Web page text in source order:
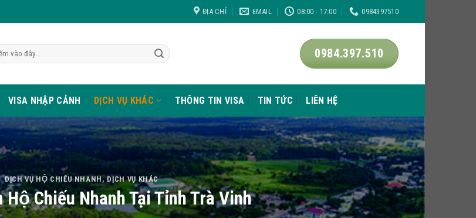
ĐỊA CHỈ EMAIL 08:00 - 17:00 0984397510
0984.397.510
VISA NHẬP CẢNH DỊCH VỤ KHÁC THÔNG TIN VISA TIN TỨC LIÊN HỆ
DỊCH VỤ HỘ CHIẾU NHANH,DỊCH VỤ KHÁC
Hộ Chiếu Nhanh Tại Tỉnh Trà Vinh